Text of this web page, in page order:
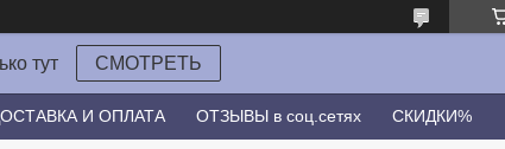
тут СМОТРЕТЬ
И ОПЛАТА ОТЗЫВЫ в соц.сетях СКИДКИ%